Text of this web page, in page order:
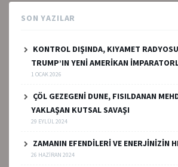
SON YAZILAR
KONTROL DIŞINDA, KIYAMET
TRUMP’IN YENİ AMERİKAN
1 OCAK 2026
ÇÖL GEZEGENİ DUNE, FISILDANAN
YAKLAŞAN KUTSAL SAVAŞI
29 EYLÜL 2024
ZAMANIN EFENDİLERİ VE ENERJİNİZİN
26 HAZIRAN 2024